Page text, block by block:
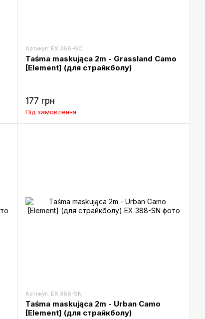
Артикул: EX 388-GC
Taśma maskująca 2m - Grassland Camo
[Element] (для страйкболу)
177 грн
Під замовлення
Артикул: EX 388-SN
Taśma maskująca 2m - Urban Camo
[Element] (для страйкболу)